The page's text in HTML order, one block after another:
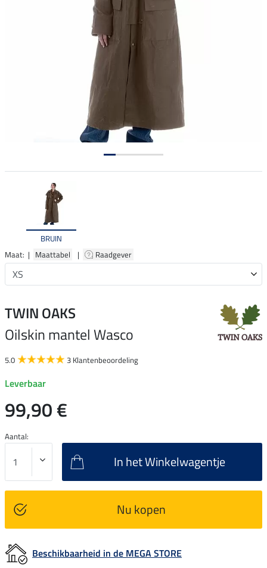
BRUIN
Maat: | Maattabel | Raadgever
TWIN OAKS
Oilskin mantel Wasco
5.0 3 Klantenbeoordeling
Leverbaar
99,90 €
Aantal:
In het Winkelwagentje
Nu kopen
Beschikbaarheid in de MEGA STORE